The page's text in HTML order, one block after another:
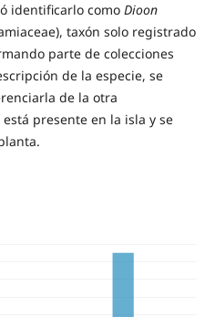
identificarlo como Dioon
taxón solo registrado
parte de colecciones
de la especie, se
de la otra
presente en la isla y se